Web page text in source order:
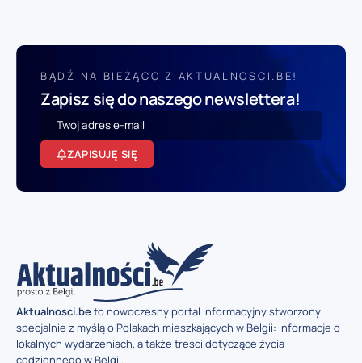
BĄDŹ NA BIEŻĄCO Z AKTUALNOSCI.BE!
Zapisz się do naszego newslettera!
ZAPISUJĘ SIĘ
Aktualnosci.beto nowoczesny portal informacyjny stworzony
specjalnie z myślą o Polakach mieszkających w Belgii: informacje o
lokalnych wydarzeniach, a także treści dotyczące życia
codziennego w Belgii.